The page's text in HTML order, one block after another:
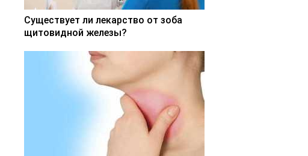
Существует ли лекарство от зоба
щитовидной железы?